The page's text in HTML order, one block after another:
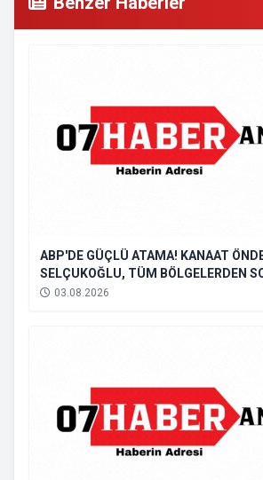
ABP'DE GÜÇLÜ ATAMA! KANAAT
SELÇUKOĞLU, TÜM BÖLGELERDEN
BAŞKAN YARDIMCISI OLDU
03.08.2026